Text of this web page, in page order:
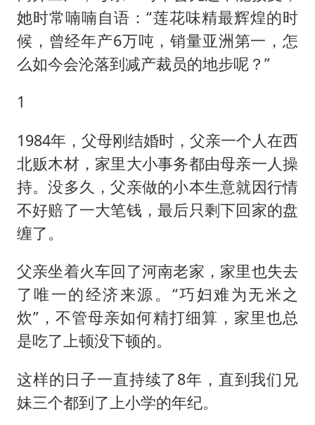
她时常喃喃自语：“莲花味精最辉煌的时
候，曾经年产6万吨，销量亚洲第一，怎
么如今会沦落到减产裁员的地步呢？”
1
1984年，父母刚结婚时，父亲一个人在西
北贩木材，家里大小事务都由母亲一人操
持。没多久，父亲做的小本生意就因行情
不好赔了一大笔钱，最后只剩下回家的盘
缠了。
父亲坐着火车回了河南老家，家里也失去
了唯一的经济来源。“巧妇难为无米之
炊”，不管母亲如何精打细算，家里也总
是吃了上顿没下顿的。
这样的日子一直持续了8年，直到我们兄
妹三个都到了上小学的年纪。